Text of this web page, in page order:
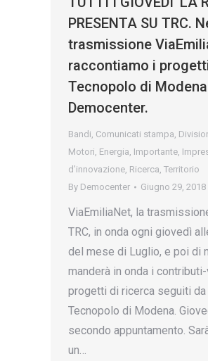
PRESENTA SU TRC.
trasmissione
raccontiamo i
Tecnopolo di
Democenter.
Bandi, Comunicati stampa,
Motori, Energia, Importante,
d’innovazione, Ricerca, Territorio
By Democenter Giugno 29, 2018
ViaEmiliaNet, la
TRC, in onda ogni giovedì
del mese di Luglio, e poi di
manderà in onda i
progetti di ricerca seguiti
Tecnopolo di Modena.
secondo appuntamento.
un…